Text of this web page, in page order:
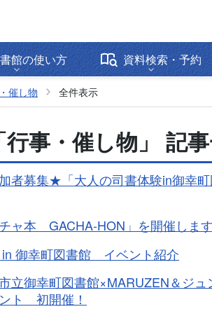
館の使い方 資料検索・予約
催し物 全件表示
事・催し物」 記事
者募集★「大人の司書体験in御幸町
ャ本 GACHA-HON」を開催します
御幸町図書館 イベント紹介
立御幸町図書館×MARUZEN＆ジ
ト 初開催！